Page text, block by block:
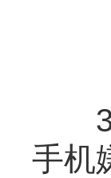
手机